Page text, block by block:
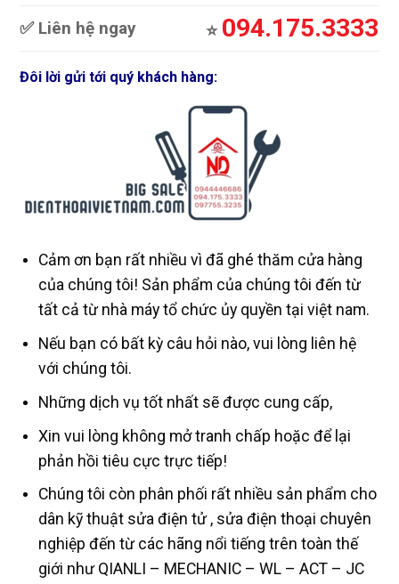
✅ Liên hệ ngay
⭐️ 094.175.3333
Đôi lời gửi tới quý khách hàng:
Cảm ơn bạn rất nhiều vì đã ghé thăm cửa hàng
của chúng tôi! Sản phẩm của chúng tôi đến từ
tất cả từ nhà máy tổ chức ủy quyền tại việt nam.
Nếu bạn có bất kỳ câu hỏi nào, vui lòng liên hệ
với chúng tôi.
Những dịch vụ tốt nhất sẽ được cung cấp,
Xin vui lòng không mở tranh chấp hoặc để lại
phản hồi tiêu cực trực tiếp!
Chúng tôi còn phân phối rất nhiều sản phẩm cho
dân kỹ thuật sửa điện tử , sửa điện thoại chuyên
nghiệp đến từ các hãng nổi tiếng trên toàn thế
giới như QIANLI – MECHANIC – WL – ACT – JC